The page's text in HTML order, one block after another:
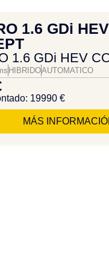
1.6 GDi HEV
1.6 GDi HEV
HIBRIDOAUTOMATICO
19990 €
MÁS